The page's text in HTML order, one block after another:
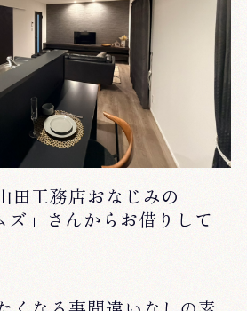
田工務店おなじみの
ズ」さんからお借りして